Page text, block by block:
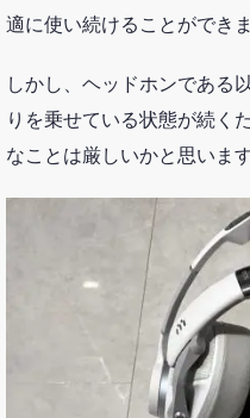
適に使い続けることができま
しかし、ヘッドホンである
りを乗せている状態が続く
なことは厳しいかと思います